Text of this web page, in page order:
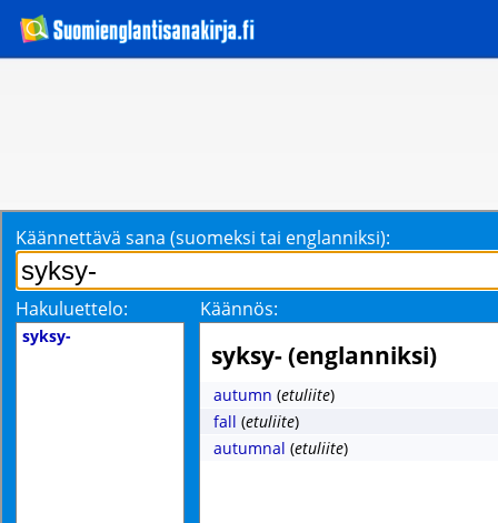
Käännettävä sana (suomeksi tai englanniksi):
Hakuluettelo: Käännös:
syksy-
syksy- (englanniksi)
autumn (etuliite)
fall (etuliite)
autumnal (etuliite)